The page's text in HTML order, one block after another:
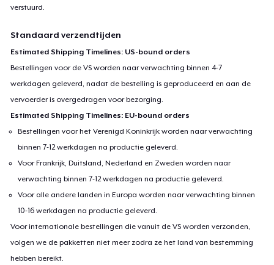
verstuurd.
Standaard verzendtijden
Estimated Shipping Timelines: US-bound orders
Bestellingen voor de VS worden naar verwachting binnen 4-7
werkdagen geleverd, nadat de bestelling is geproduceerd en aan de
vervoerder is overgedragen voor bezorging.
Estimated Shipping Timelines: EU-bound orders
Bestellingen voor het Verenigd Koninkrijk worden naar verwachting
binnen 7-12 werkdagen na productie geleverd.
Voor Frankrijk, Duitsland, Nederland en Zweden worden naar
verwachting binnen 7-12 werkdagen na productie geleverd.
Voor alle andere landen in Europa worden naar verwachting binnen
10-16 werkdagen na productie geleverd.
Voor internationale bestellingen die vanuit de VS worden verzonden,
volgen we de pakketten niet meer zodra ze het land van bestemming
hebben bereikt.